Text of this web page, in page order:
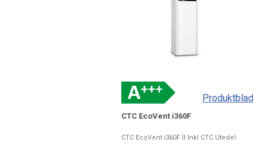
Produktblad
CTC EcoVent i360F
CTC EcoVent i360F II Inkl CTC Utedel